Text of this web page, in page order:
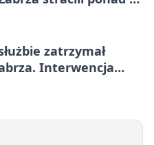
zatrzymał
Interwencja